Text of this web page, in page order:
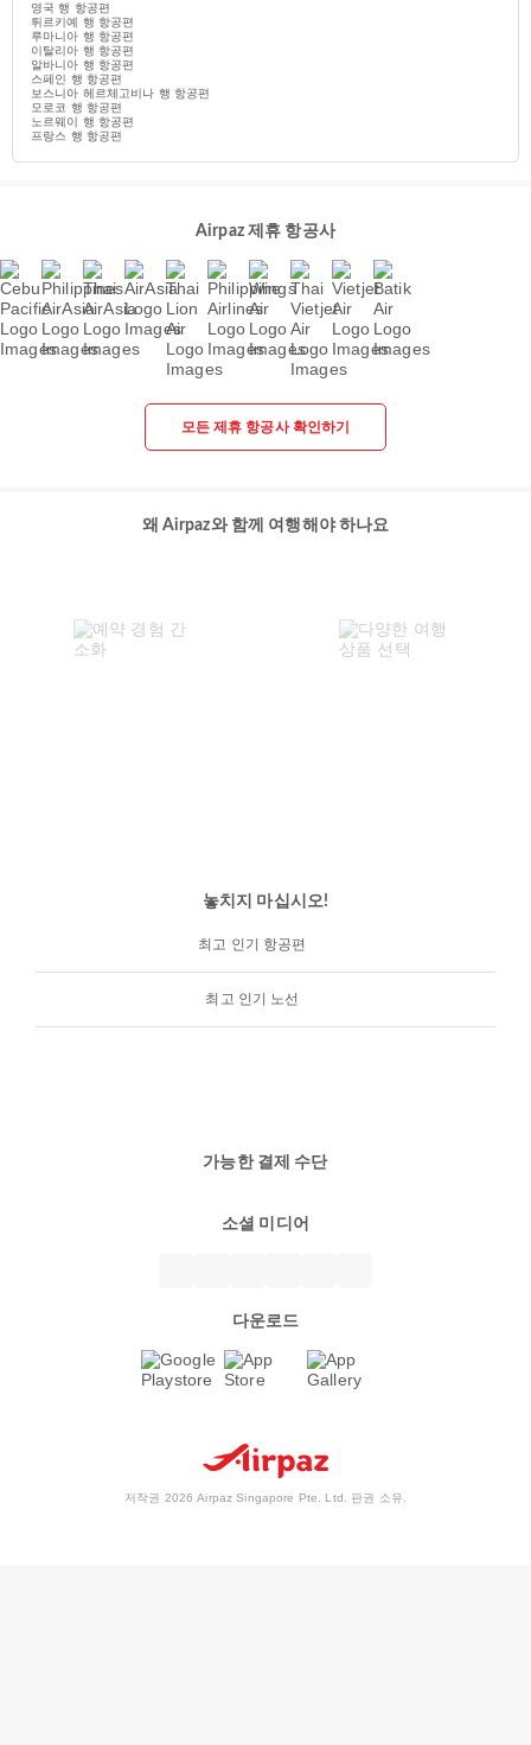
영국 행 항공편
튀르키예 행 항공편
루마니아 행 항공편
이탈리아 행 항공편
알바니아 행 항공편
스페인 행 항공편
보스니아 헤르체고비나 행 항공편
모로코 행 항공편
노르웨이 행 항공편
프랑스 행 항공편
Airpaz 제휴 항공사
모든 제휴 항공사 확인하기
왜 Airpaz와 함께 여행해야 하나요
놓치지 마십시오!
최고 인기 항공편
최고 인기 노선
가능한 결제 수단
소셜 미디어
다운로드
저작권 2026 Airpaz Singapore Pte. Ltd. 판권 소유.